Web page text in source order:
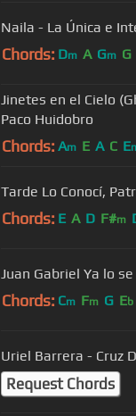
Naila - La Única e
Chords: Dm A Gm G
Jinetes en el Cielo
Paco Huidobro
Chords: Am E A C E
Tarde Lo Conocí,
Chords: E A D F#m
Juan
Chords: Cm Fm G Eb
Uriel Barrera - Cruz
Request Chords